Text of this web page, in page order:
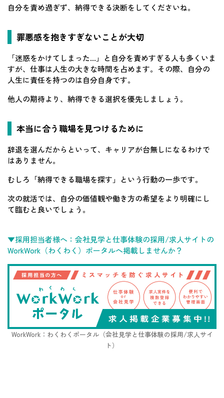
自分を責め過ぎず、納得できる決断をしてくださいね。
罪悪感を抱きすぎないことが大切
「迷惑をかけてしまった…」と自分を責めすぎる人も多くいま
すが、仕事は人生の大きな時間を占めます。その際、自分の
人生に責任を持つのは自分自身です。
他人の期待より、納得できる選択を優先しましょう。
本当に合う職場を見つけるために
辞退を選んだからといって、キャリアが台無しになるわけで
はありません。
むしろ「納得できる職場を探す」という行動の一歩です。
次の就活では、自分の価値観や働き方の希望をより明確にし
て臨むと良いでしょう。
▼採用担当者様へ：会社見学と仕事体験の採用/求人サイトの
WorkWork（わくわく）ポータルへ掲載しませんか？
WorkWork：わくわくポータル（会社見学と仕事体験の採用/求人サイ
ト）